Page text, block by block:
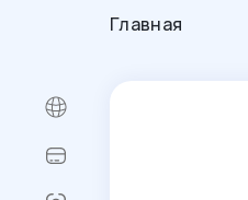
Главная